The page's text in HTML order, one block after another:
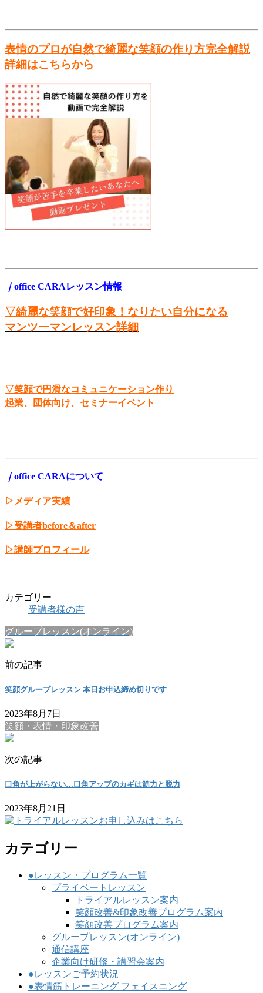
表情のプロが自然で綺麗な笑顔の作り方完全解説
詳細はこちらから
｜ office CARAレッスン情報
▽綺麗な笑顔で好印象！なりたい自分になる
マンツーマンレッスン詳細
▽笑顔で円滑なコミュニケーション作り
起業、団体向け、セミナーイベント
｜ office CARAについて
▷メディア実績
▷受講者before＆after
▷講師プロフィール
カテゴリー
受講者様の声
グループレッスン(オンライン)
前の記事
笑顔グループレッスン 本日お申込締め切りです
2023年8月7日
笑顔・表情・印象改善
次の記事
口角が上がらない…口角アップのカギは筋力と脱力
2023年8月21日
カテゴリー
●レッスン・プログラム一覧
プライベートレッスン
トライアルレッスン案内
笑顔改善&印象改善プログラム案内
笑顔改善プログラム案内
グループレッスン(オンライン)
通信講座
企業向け研修・講習会案内
●レッスンご予約状況
●表情筋トレーニング フェイスニング